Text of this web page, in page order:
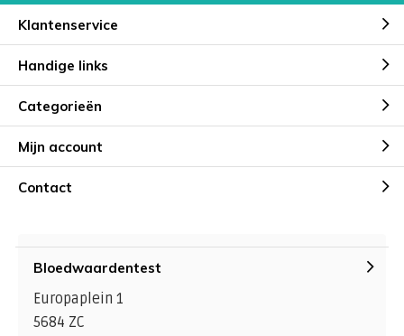
Klantenservice
Handige links
Categorieën
Mijn account
Contact
Bloedwaardentest
Europaplein 1
5684 ZC